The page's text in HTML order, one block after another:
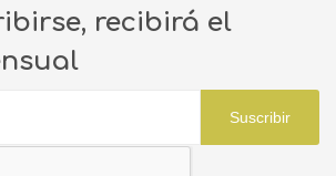
recibirá el
Suscribir